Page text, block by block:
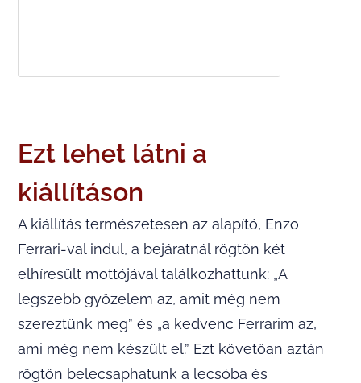
Ezt lehet látni a
kiállításon
A kiállítás természetesen az alapító, Enzo
Ferrari-val indul, a bejáratnál rögtön két
elhíresült mottójával találkozhattunk: „A
legszebb győzelem az, amit még nem
szereztünk meg” és „a kedvenc Ferrarim az,
ami még nem készült el.” Ezt követőan aztán
rögtön belecsaphatunk a lecsóba és